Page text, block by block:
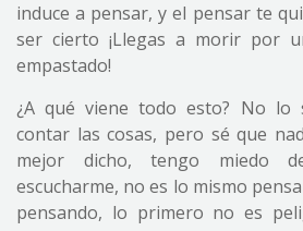
induce a pensar, y el pensar te
ser cierto ¡Llegas a morir por
empastado!
¿A qué viene todo esto? No lo
contar las cosas, pero sé que
mejor dicho, tengo miedo
escucharme, no es lo mismo
pensando, lo primero no es